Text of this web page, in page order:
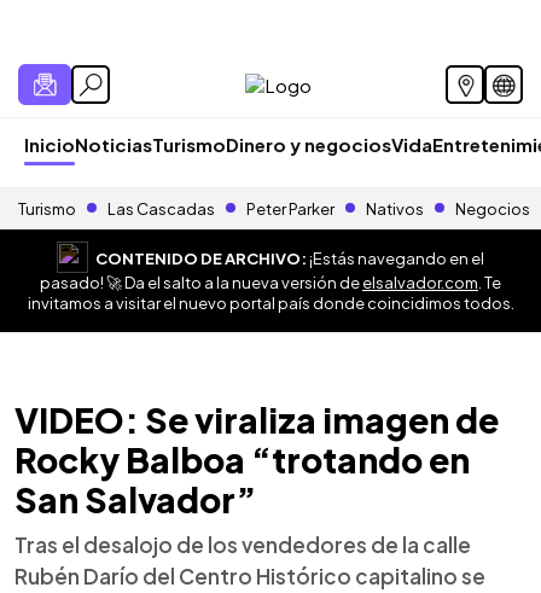
InicioNoticiasTurismoDinero y negociosVida
Turismo Las Cascadas Peter Parker Nativos Negocios
CONTENIDO DE ARCHIVO:¡Estás navegando en el
pasado! 🚀 Da el salto a la nueva versión deelsalvador.com . Te
invitamos a visitar el nuevo portal país donde coincidimos todos.
VIDEO: Se viraliza imagen de
Rocky Balboa “trotando en
San Salvador”
Tras el desalojo de los vendedores de la calle
Rubén Darío del Centro Histórico capitalino se